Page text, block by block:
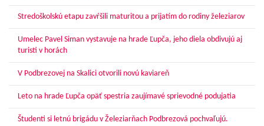
Stredoškolskú etapu zavŕšili maturitou a prijatím do rodiny železiarov
Umelec Pavel Siman vystavuje na hrade Ľupča, jeho diela obdivujú aj
turisti v horách
V Podbrezovej na Skalici otvorili novú kaviareň
Leto na hrade Ľupča opäť spestria zaujímavé sprievodné podujatia
Študenti si letnú brigádu v Železiarňach Podbrezová pochvaľujú.